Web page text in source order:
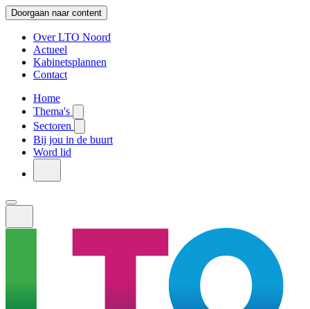
Doorgaan naar content
Over LTO Noord
Actueel
Kabinetsplannen
Contact
Home
Thema's
Sectoren
Bij jou in de buurt
Word lid